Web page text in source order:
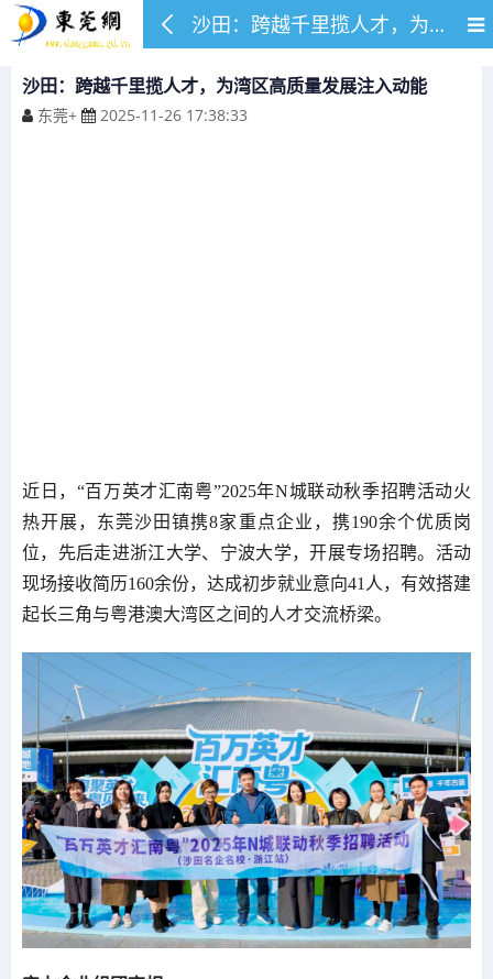
沙田：跨越千里揽人才，为湾区高质量发展注入动能
沙田：跨越千里揽人才，为湾区高质量发展注入动能
东莞+ 2025-11-26 17:38:33
近日，“百万英才汇南粤”2025年N城联动秋季招聘活动火
热开展，东莞沙田镇携8家重点企业，携190余个优质岗
位，先后走进浙江大学、宁波大学，开展专场招聘。活动
现场接收简历160余份，达成初步就业意向41人，有效搭建
起长三角与粤港澳大湾区之间的人才交流桥梁。